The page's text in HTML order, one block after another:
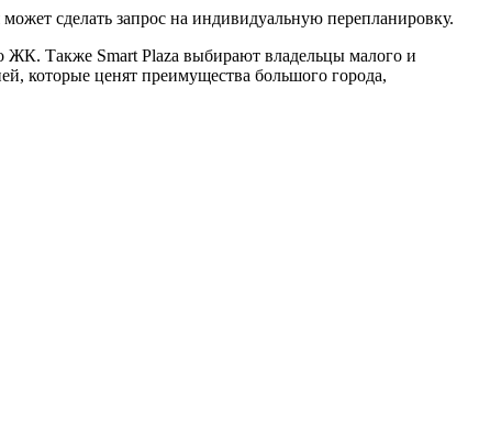
сделать запрос на индивидуальную перепланировку.
ЖК. Также Smart Plaza выбирают владельцы малого и
которые ценят преимущества большого города,